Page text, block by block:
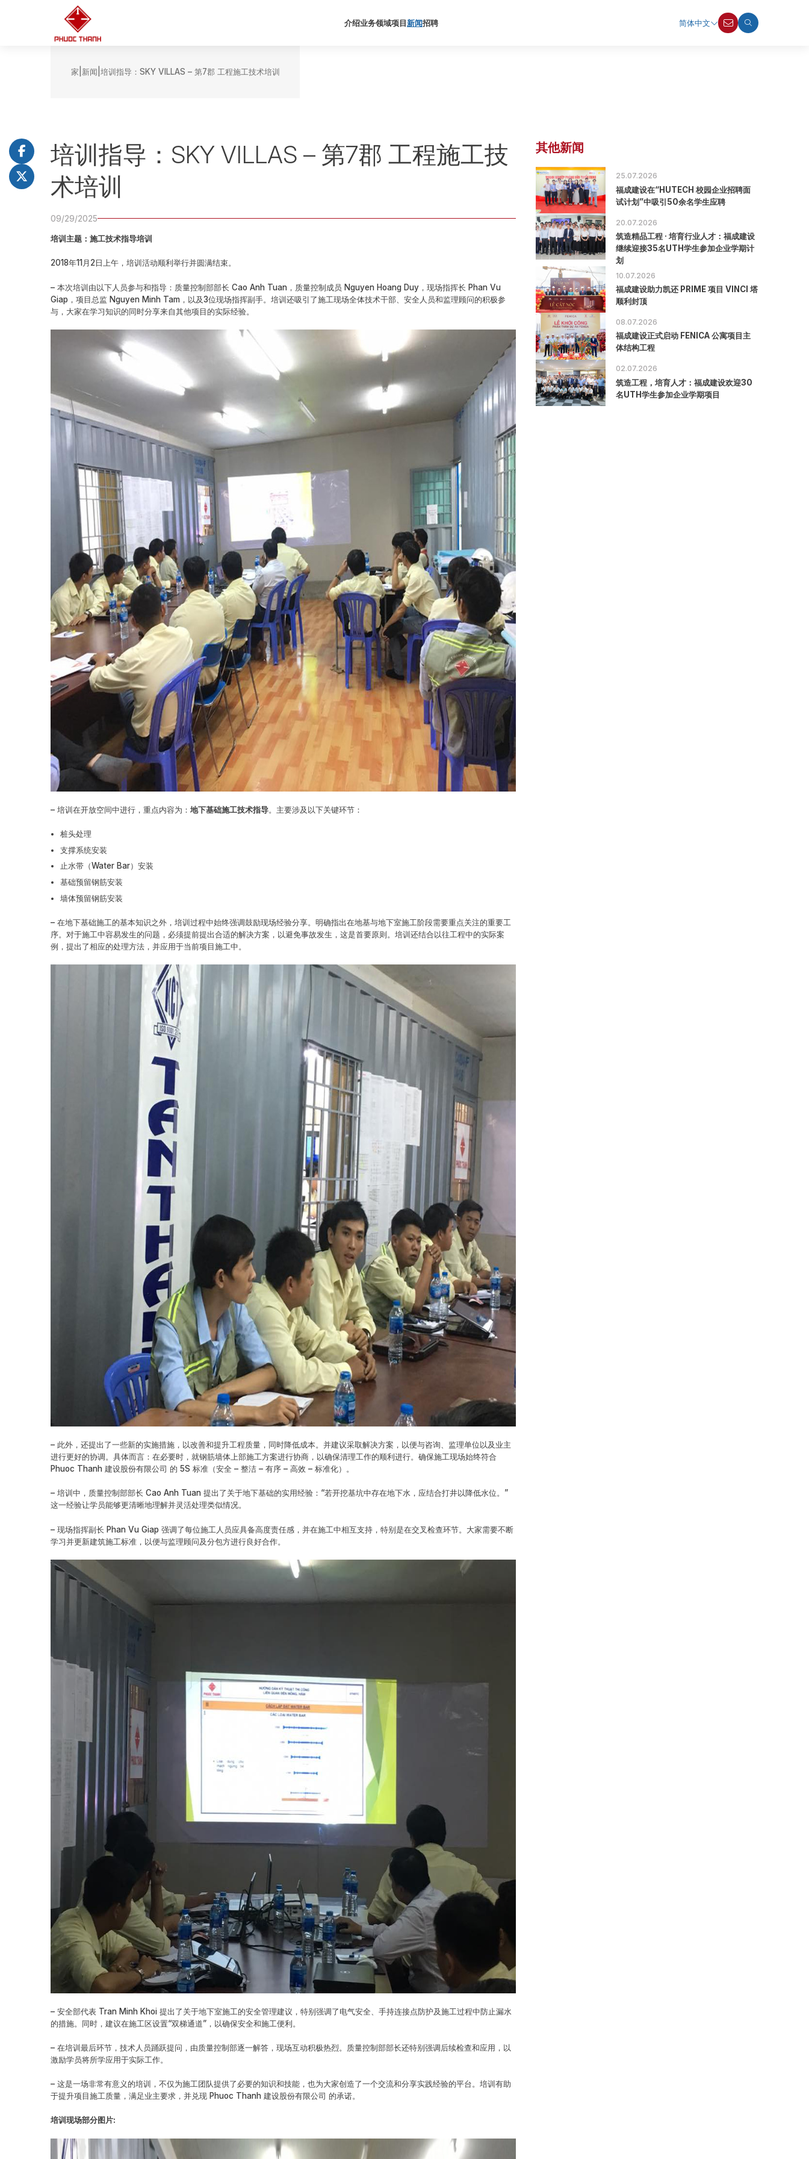
介绍业务领域项目新闻招聘 简体中文
家 新闻 培训指导：SKY VILLAS – 第7郡 工程施工技术培训
培训指导：SKY VILLAS – 第7郡 工程施工技
术培训
09/29/2025
培训主题：施工技术指导培训
2018年11月2日上午，培训活动顺利举行并圆满结束。
– 本次培训由以下人员参与和指导：质量控制部部长 Cao Anh Tuan，质量控制成员 Nguyen Hoang Duy，现场指挥长 Phan Vu
Giap，项目总监 Nguyen Minh Tam，以及3位现场指挥副手。培训还吸引了施工现场全体技术干部、安全人员和监理顾问的积极参
与，大家在学习知识的同时分享来自其他项目的实际经验。
– 培训在开放空间中进行，重点内容为： 地下基础施工技术指导。主要涉及以下关键环节：
桩头处理
支撑系统安装
止水带（Water Bar）安装
基础预留钢筋安装
墙体预留钢筋安装
– 在地下基础施工的基本知识之外，培训过程中始终强调鼓励现场经验分享。明确指出在地基与地下室施工阶段需要重点关注的重要工
序。对于施工中容易发生的问题，必须提前提出合适的解决方案，以避免事故发生，这是首要原则。培训还结合以往工程中的实际案
例，提出了相应的处理方法，并应用于当前项目施工中。
– 此外，还提出了一些新的实施措施，以改善和提升工程质量，同时降低成本。并建议采取解决方案，以便与咨询、监理单位以及业主
进行更好的协调。具体而言：在必要时，就钢筋墙体上部施工方案进行协商，以确保清理工作的顺利进行。确保施工现场始终符合
Phuoc Thanh 建设股份有限公司 的 5S 标准（安全 – 整洁 – 有序 – 高效 – 标准化）。
– 培训中，质量控制部部长 Cao Anh Tuan 提出了关于地下基础的实用经验：“若开挖基坑中存在地下水，应结合打井以降低水位。”
这一经验让学员能够更清晰地理解并灵活处理类似情况。
– 现场指挥副长 Phan Vu Giap 强调了每位施工人员应具备高度责任感，并在施工中相互支持，特别是在交叉检查环节。大家需要不断
学习并更新建筑施工标准，以便与监理顾问及分包方进行良好合作。
– 安全部代表 Tran Minh Khoi 提出了关于地下室施工的安全管理建议，特别强调了电气安全、手持连接点防护及施工过程中防止漏水
的措施。同时，建议在施工区设置“双梯通道”，以确保安全和施工便利。
– 在培训最后环节，技术人员踊跃提问，由质量控制部逐一解答，现场互动积极热烈。质量控制部部长还特别强调后续检查和应用，以
激励学员将所学应用于实际工作。
– 这是一场非常有意义的培训，不仅为施工团队提供了必要的知识和技能，也为大家创造了一个交流和分享实践经验的平台。培训有助
于提升项目施工质量，满足业主要求，并兑现 Phuoc Thanh 建设股份有限公司 的承诺。
培训现场部分图片:
其他新闻
25.07.2026
福成建设在“HUTECH 校园企业招聘面
试计划”中吸引50余名学生应聘
20.07.2026
筑造精品工程 · 培育行业人才：福成建设
继续迎接35名UTH学生参加企业学期计
划
10.07.2026
福成建设助力凯还 PRIME 项目 VINCI 塔
顺利封顶
08.07.2026
福成建设正式启动 FENICA 公寓项目主
体结构工程
02.07.2026
筑造工程，培育人才：福成建设欢迎30
名UTH学生参加企业学期项目